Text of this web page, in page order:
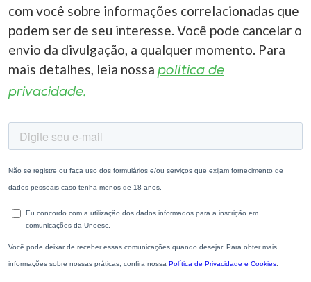
com você sobre informações correlacionadas que
podem ser de seu interesse. Você pode cancelar o
envio da divulgação, a qualquer momento. Para
mais detalhes, leia nossa política de
privacidade.